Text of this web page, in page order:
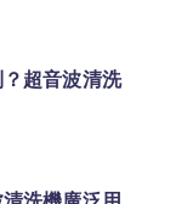
超音波清洗